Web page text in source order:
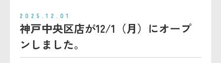
ペットホテル
2025.12.01
神戸中央区店が12/1（月）にオープ
ンしました。